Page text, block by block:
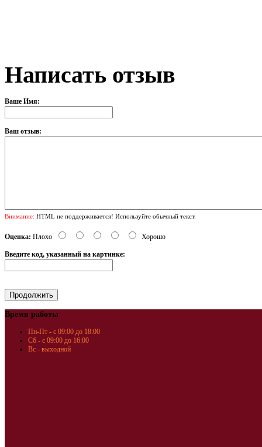
Написать отзыв
Ваше Имя:
Ваш отзыв:
Внимание: HTML не поддерживается! Используйте обычный текст.
Оценка: Плохо Хорошо
Введите код, указанный на картинке:
Время работы
Пн-Пт - с 09:00 до 18:00
Сб - с 09:00 до 16:00
Вс - выходной